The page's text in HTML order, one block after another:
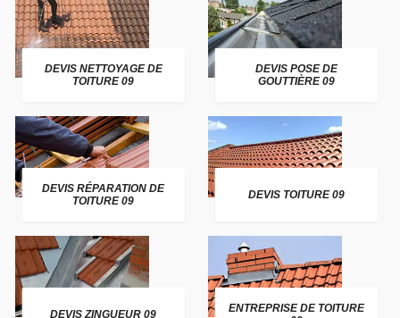
DEVIS NETTOYAGE DE
TOITURE 09
DEVIS POSE DE
GOUTTIÈRE 09
DEVIS RÉPARATION DE
TOITURE 09
DEVIS TOITURE 09
DEVIS ZINGUEUR 09
ENTREPRISE DE TOITURE